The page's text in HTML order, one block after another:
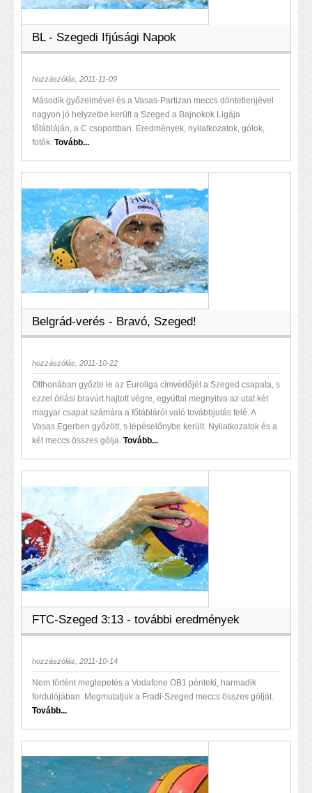
BL - Szegedi Ifjúsági Napok
hozzászólás, 2011-11-09
Második győzelmével és a Vasas-Partizan meccs döntetlenjével
nagyon jó helyzetbe került a Szeged a Bajnokok Ligája
főtábláján, a C csoportban. Eredmények, nyilatkozatok, gólok,
fotók. Tovább...
Belgrád-verés - Bravó, Szeged!
hozzászólás, 2011-10-22
Otthonában győzte le az Euroliga címvédőjét a Szeged csapata, s
ezzel óriási bravúrt hajtott végre, egyúttal megnyitva az utat két
magyar csapat számára a főtábláról való továbbjutás felé. A
Vasas Egerben győzött, s lépéselőnybe került. Nyilatkozatok és a
két meccs összes gólja. Tovább...
FTC-Szeged 3:13 - további eredmények
hozzászólás, 2011-10-14
Nem történt meglepetés a Vodafone OB1 pénteki, harmadik
fordulójában. Megmutatjuk a Fradi-Szeged meccs összes gólját.
Tovább...